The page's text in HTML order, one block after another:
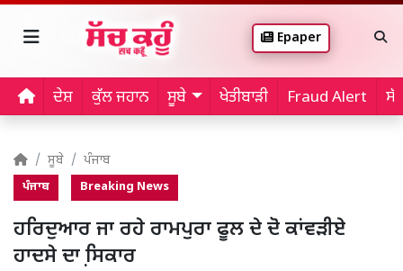
Epaper
ਦੇਸ਼ ਕੁੱਲ ਜਹਾਨ ਸੂਬੇ ਖੇਤੀਬਾੜੀ Fraud Alert
ਸੂਬੇ ਪੰਜਾਬ
ਪੰਜਾਬ Breaking News
ਹਰਿਦੁਆਰ ਜਾ ਰਹੇ ਰਾਮਪੁਰਾ ਫੂਲ ਦੇ ਦੋ ਕਾਂਵੜੀਏ
ਹਾਦਸੇ ਦਾ ਸਿ਼ਕਾਰ